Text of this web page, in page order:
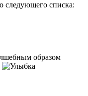
следующего списка:
образом